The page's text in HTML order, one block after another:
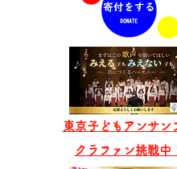
東京子どもアンサン
クラファン挑戦中